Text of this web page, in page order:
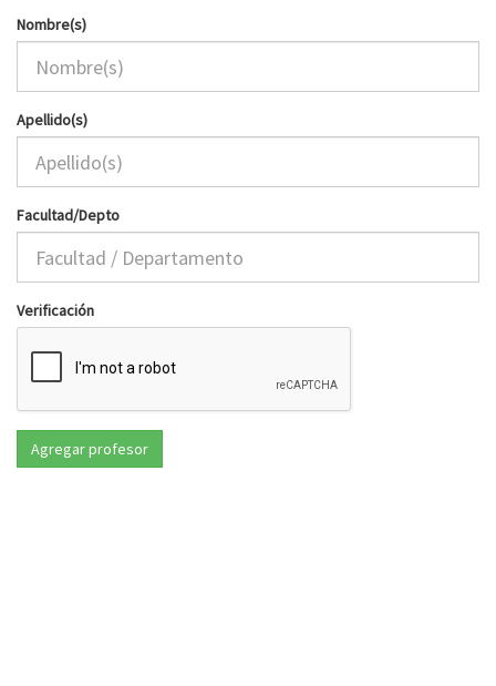
Nombre(s)
Apellido(s)
Facultad/Depto
Verificación